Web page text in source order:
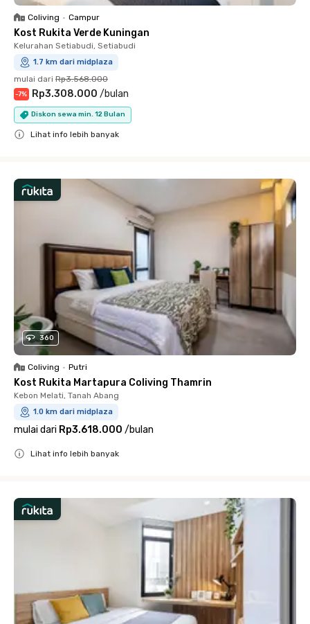
Coliving • Campur
Kost Rukita Verde Kuningan
Kelurahan Setiabudi, Setiabudi
1.7 km dari midplaza
mulai dari Rp3.568.000
-7% Rp3.308.000 /bulan
Diskon sewa min. 12 Bulan
Lihat info lebih banyak
360
Coliving • Putri
Kost Rukita Martapura Coliving Thamrin
Kebon Melati, Tanah Abang
1.0 km dari midplaza
mulai dari Rp3.618.000 /bulan
Lihat info lebih banyak